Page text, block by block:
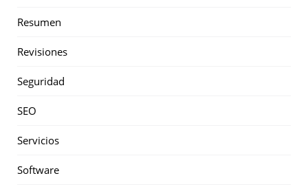
Resumen
Revisiones
Seguridad
SEO
Servicios
Software